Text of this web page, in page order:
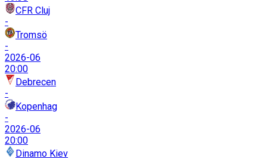
CFR Cluj
-
Tromsö
-
2026-06
20:00
Debrecen
-
Kopenhag
-
2026-06
20:00
Dinamo Kiev